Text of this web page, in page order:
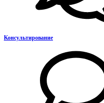
Консультирование